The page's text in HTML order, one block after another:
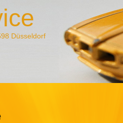
Düsseldorf